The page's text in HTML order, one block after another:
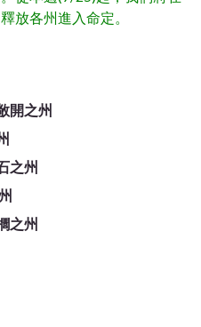
放各州進入命定。
開之州
之州
之州